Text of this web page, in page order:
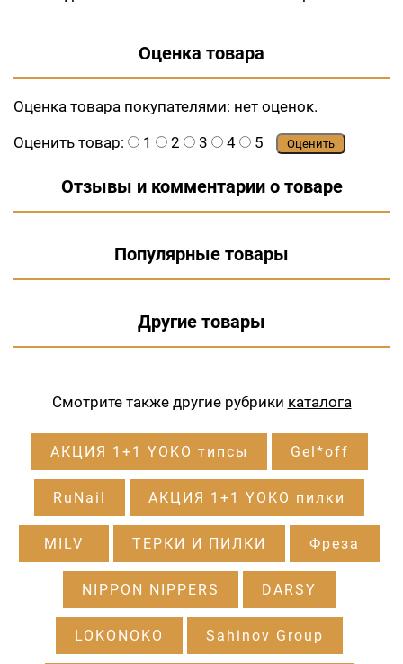
Оценка товара
Оценка товара покупателями: нет оценок.
Оценить товар:
1 2 3 4 5 Оценить
Отзывы и комментарии о товаре
Популярные товары
Другие товары
Смотрите также другие рубрики каталога
АКЦИЯ 1+1 YOKO типсы Gel*off
RuNail АКЦИЯ 1+1 YOKO пилки
MILV ТЕРКИ И ПИЛКИ Фреза
NIPPON NIPPERS DARSY
LOKONOKO Sahinov Group